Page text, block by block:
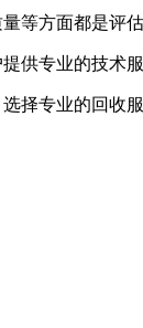
等方面都是评
供专业的技术服
择专业的回收